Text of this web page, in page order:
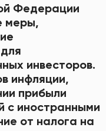
Федерации
меры,
инвесторов.
инфляции,
прибыли
с иностранными
от налога на